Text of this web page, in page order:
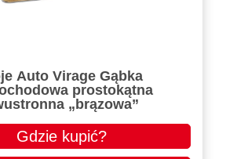
Auto Virage Gąbka
prostokątna
„brązowa”
Gdzie kupić?